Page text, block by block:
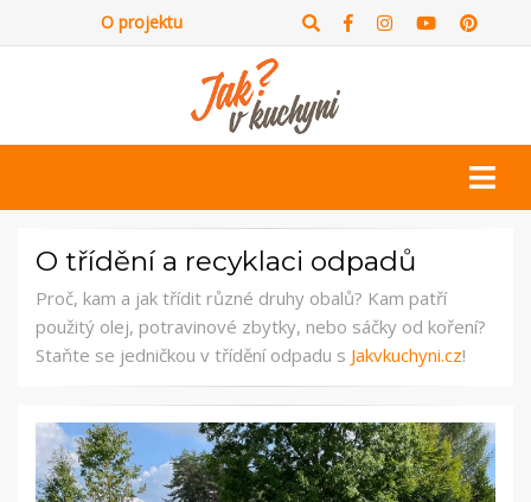
O projektu
O třídění a recyklaci odpadů
Proč, kam a jak třídit různé druhy obalů? Kam patří
použitý olej, potravinové zbytky, nebo sáčky od koření?
Staňte se jedničkou v třídění odpadu s Jakvkuchyni.cz!